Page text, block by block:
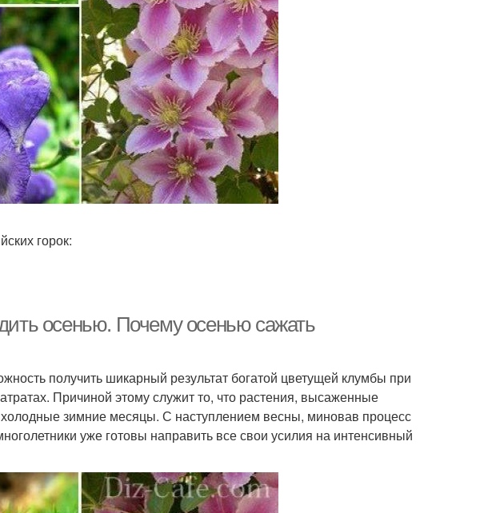
горок:
осенью. Почему осенью сажать
получить шикарный результат богатой цветущей клумбы при
Причиной этому служит то, что растения, высаженные
зимние месяцы. С наступлением весны, миновав процесс
уже готовы направить все свои усилия на интенсивный